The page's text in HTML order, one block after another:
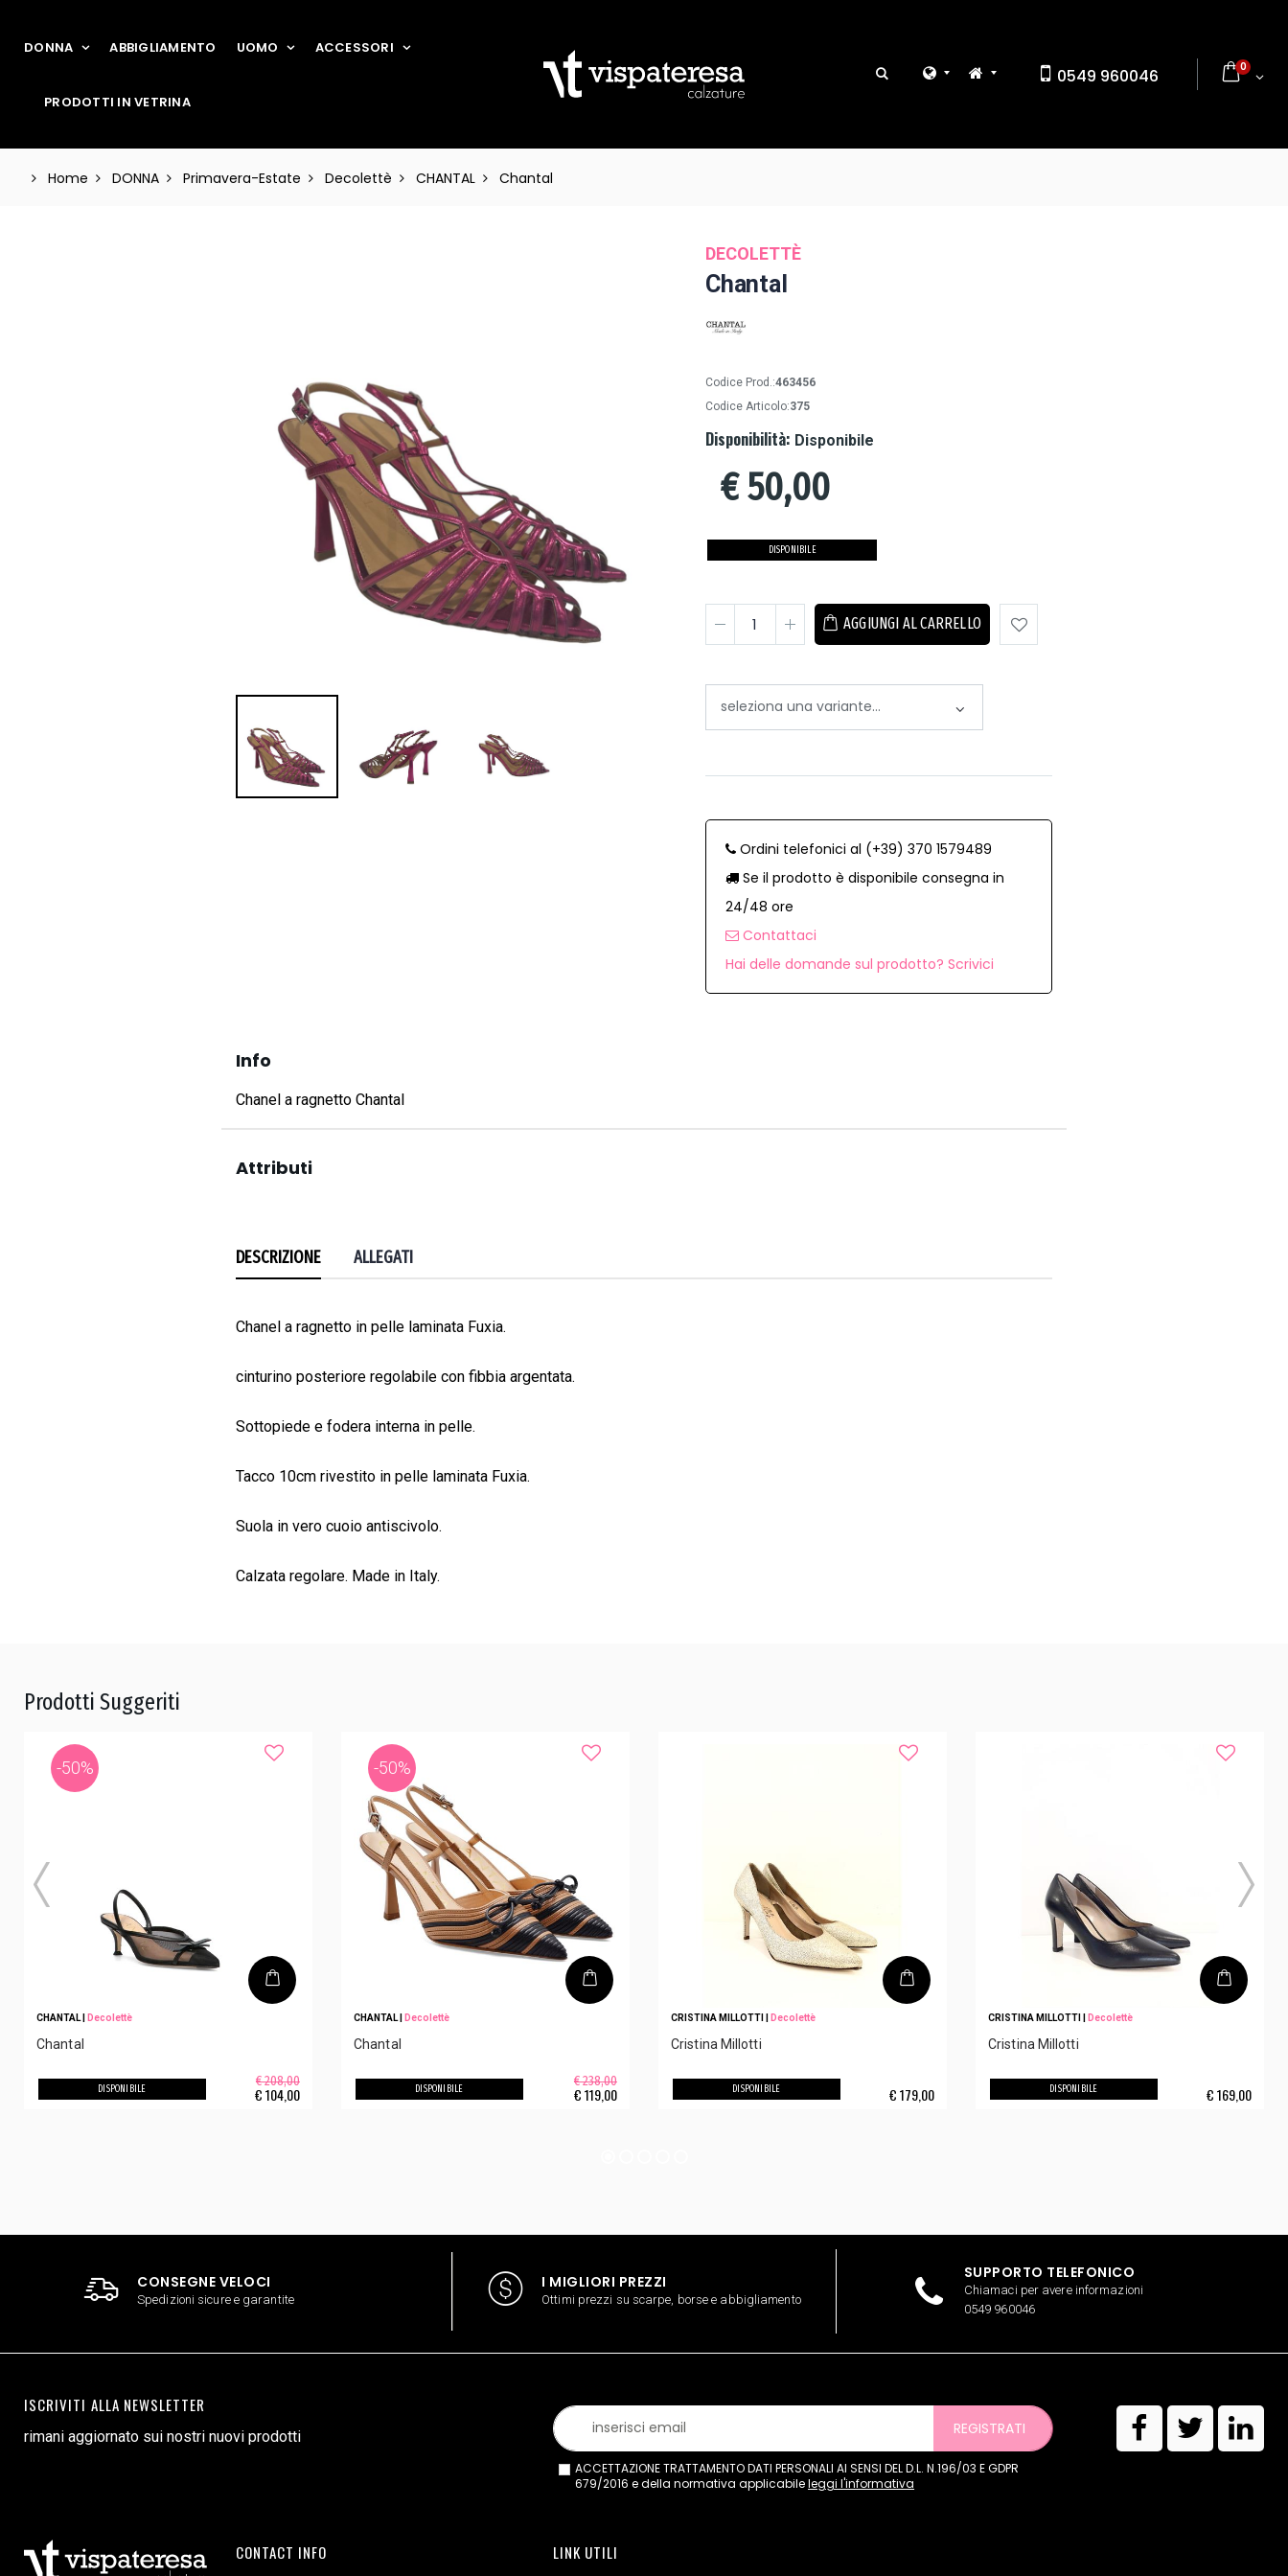
DONNA ABBIGLIAMENTO UOMO ACCESSORI
PRODOTTI IN VETRINA
0549 960046 0
Home DONNA Primavera-Estate Decolettè CHANTAL Chantal
DECOLETTÈ
Chantal
Codice Prod.:463456
Codice Articolo:375
Disponibilità: Disponibile
€50,00
DISPONIBILE
AGGIUNGI AL CARRELLO
Ordini telefonici al (+39) 370 1579489
Se il prodotto è disponibile consegna in
24/48 ore
Contattaci
Hai delle domande sul prodotto? Scrivici
Info
Chanel a ragnetto Chantal
Attributi
DESCRIZIONE ALLEGATI
Chanel a ragnetto in pelle laminata Fuxia.
cinturino posteriore regolabile con fibbia argentata.
Sottopiede e fodera interna in pelle.
Tacco 10cm rivestito in pelle laminata Fuxia.
Suola in vero cuoio antiscivolo.
Calzata regolare. Made in Italy.
Prodotti Suggeriti
-50%
CHANTAL Decolettè
Chantal
€ 208,00
€104,00
DISPONIBILE
-50%
CHANTAL Decolettè
Chantal
€ 238,00
€119,00
DISPONIBILE
CRISTINA MILLOTTI Decolettè
Cristina Millotti
€179,00
DISPONIBILE
CRISTINA MILLOTTI Decolettè
Cristina Millotti
€169,00
DISPONIBILE
CONSEGNE VELOCI
Spedizioni sicure e garantite
I MIGLIORI PREZZI
Ottimi prezzi su scarpe, borse e abbigliamento
SUPPORTO TELEFONICO
Chiamaci per avere informazioni
0549 960046
ISCRIVITI ALLA NEWSLETTER
rimani aggiornato sui nostri nuovi prodotti REGISTRATI
ACCETTAZIONE TRATTAMENTO DATI PERSONALI AI SENSI DEL D.L. N.196/03 E GDPR
679/2016 e della normativa applicabileleggi l'informativa
CONTACT INFO LINK UTILI